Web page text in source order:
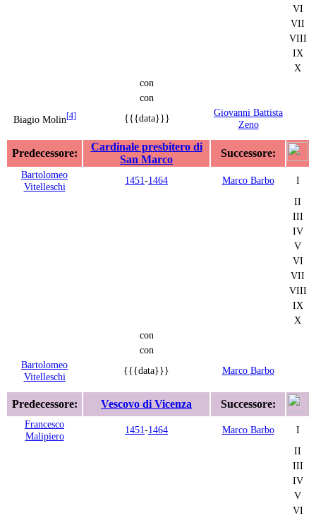
VI
VII
VIII
IX
X
con
con
Biagio Molin[4] {{{data}}}
Giovanni Battista
Zeno
Predecessore:
Cardinale presbitero di
San Marco
Successore:
Bartolomeo
Vitelleschi
1451-1464 Marco Barbo
I
II
III
IV
V
VI
VII
VIII
IX
X
con
con
Bartolomeo
Vitelleschi
{{{data}}} Marco Barbo
Predecessore: Vescovo di Vicenza Successore:
Francesco
Malipiero
1451-1464 Marco Barbo
I
II
III
IV
V
VI